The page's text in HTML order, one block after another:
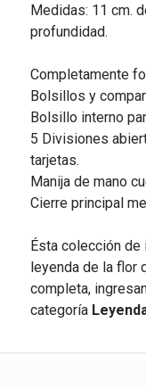
Medidas: 11 cm.
profundidad.
Completamente
Bolsillos y
Bolsillo interno
5 Divisiones
tarjetas.
Manija de mano
Cierre principal
Ésta colección de
leyenda de la flor
completa,
categoría